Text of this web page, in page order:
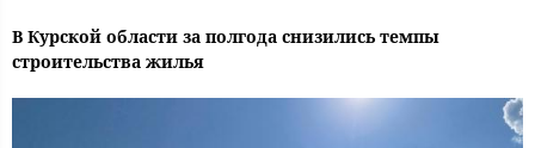
В Курской области за полгода снизились темпы
строительства жилья